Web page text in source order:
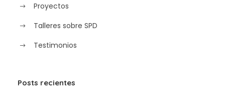
Proyectos
Talleres sobre SPD
Testimonios
Posts recientes